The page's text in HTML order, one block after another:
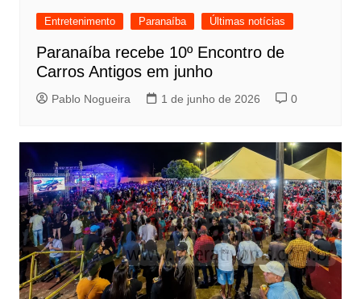
Entretenimento Paranaíba Últimas notícias
Paranaíba recebe 10º Encontro de
Carros Antigos em junho
Pablo Nogueira 1 de junho de 2026 0